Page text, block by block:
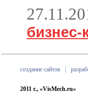
бизнес-
создание сайтов
2011 г., «VisMech.ru»